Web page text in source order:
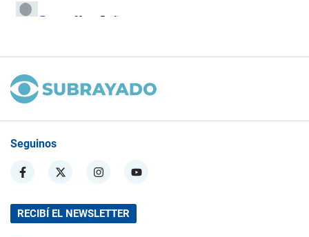
Seguinos
RECIBÍ EL NEWSLETTER